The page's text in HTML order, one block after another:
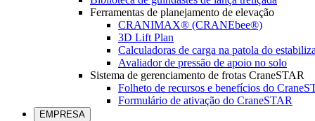
Ferramentas de planejamento de elevação
CRANIMAX® (CRANEbee®)
3D Lift Plan
Calculadoras de carga na patola do
Avaliador de pressão de apoio no solo
Sistema de gerenciamento de frotas CraneSTAR
Folheto de recursos e benefícios do
Formulário de ativação do CraneSTAR
EMPRESA